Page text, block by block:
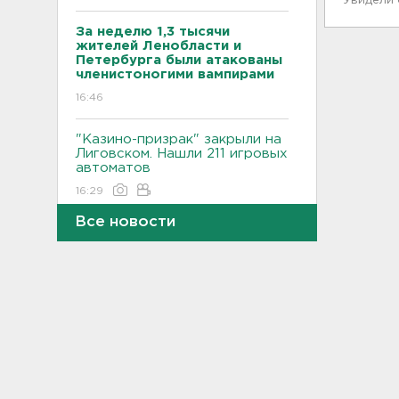
За неделю 1,3 тысячи
жителей Ленобласти и
Петербурга были атакованы
членистоногими вампирами
16:46
"Казино-призрак" закрыли на
Лиговском. Нашли 211 игровых
автоматов
16:29
Все новости